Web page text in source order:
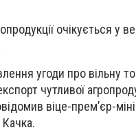
очікується у
угоди про вільну
чутливої
віце-прем’єр-
Качка.